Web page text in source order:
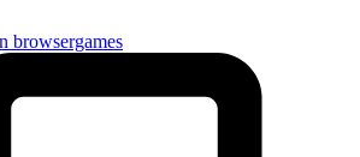
browsergames